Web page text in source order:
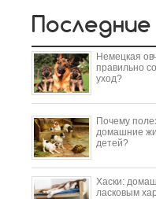
Немецкая
правильно
уход?
Почему
домашние
детей?
​Хаски:
ласковым